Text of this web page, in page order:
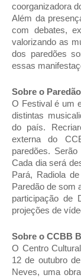
coorganizadora
Além da
com debates,
valorizando as
dos paredões
essas
Sobre o Paredão
O Festival é um
distintas
do país.
externa do
paredões.
Cada dia será
Pará, Radiola
Paredão de som
participação de
projeções de
Sobre o CCBB
O Centro
12 de outubro
Neves, uma